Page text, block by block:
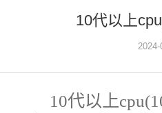
10代以上
10代以上